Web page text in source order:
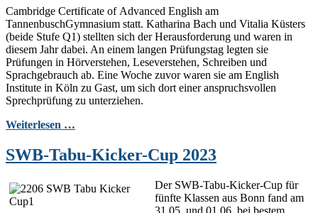
Cambridge Certificate of Advanced English am
TannenbuschGymnasium statt. Katharina Bach und Vitalia Küsters
(beide Stufe Q1) stellten sich der Herausforderung und waren in
diesem Jahr dabei. An einem langen Prüfungstag legten sie
Prüfungen in Hörverstehen, Leseverstehen, Schreiben und
Sprachgebrauch ab. Eine Woche zuvor waren sie am English
Institute in Köln zu Gast, um sich dort einer anspruchsvollen
Sprechprüfung zu unterziehen.
Weiterlesen …
SWB-Tabu-Kicker-Cup 2023
Der SWB-Tabu-Kicker-Cup für
fünfte Klassen aus Bonn fand am
31.05. und 01.06. bei bestem